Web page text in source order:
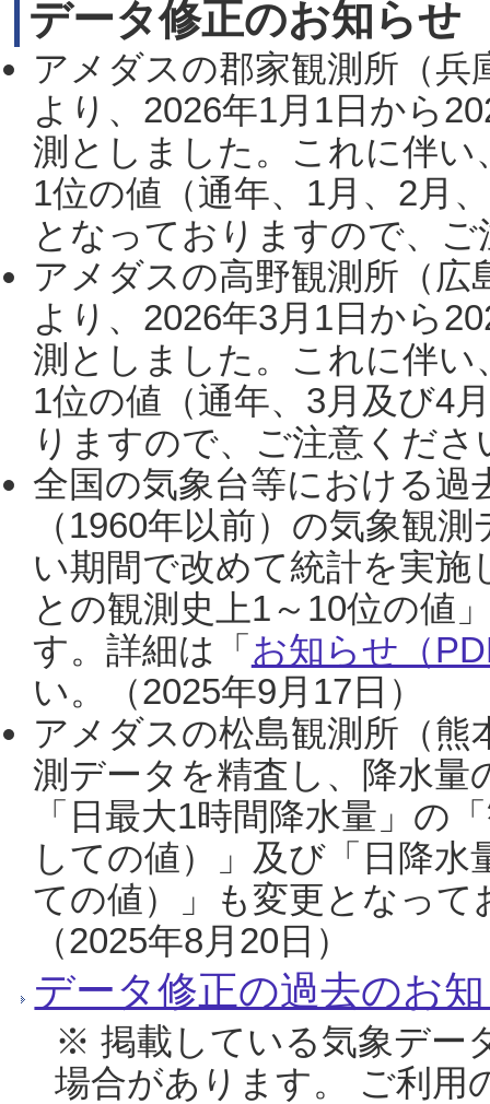
データ修正のお知らせ
アメダスの郡家観測所（
より、2026年1月1日から
測としました。これに伴い
1位の値（通年、1月、2月
となっておりますので、
アメダスの高野観測所（
より、2026年3月1日から
測としました。これに伴い
1位の値（通年、3月及び4
りますので、ご注意くだ
全国の気象台等における過
（1960年以前）の気象観
い期間で改めて統計を実
との観測史上1～10位の値
す。詳細は「 お知らせ（
い。（2025年9月17日）
アメダスの松島観測所（熊
測データを精査し、降水
「日最大1時間降水量」の
しての値）」及び「日降
ての値）」も変更となっ
（2025年8月20日）
データ修正の過去のお
※ 掲載している気象デー
場合があります。 ご利用